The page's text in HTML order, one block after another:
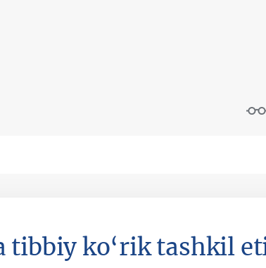
tibbiy ko‘rik tashkil